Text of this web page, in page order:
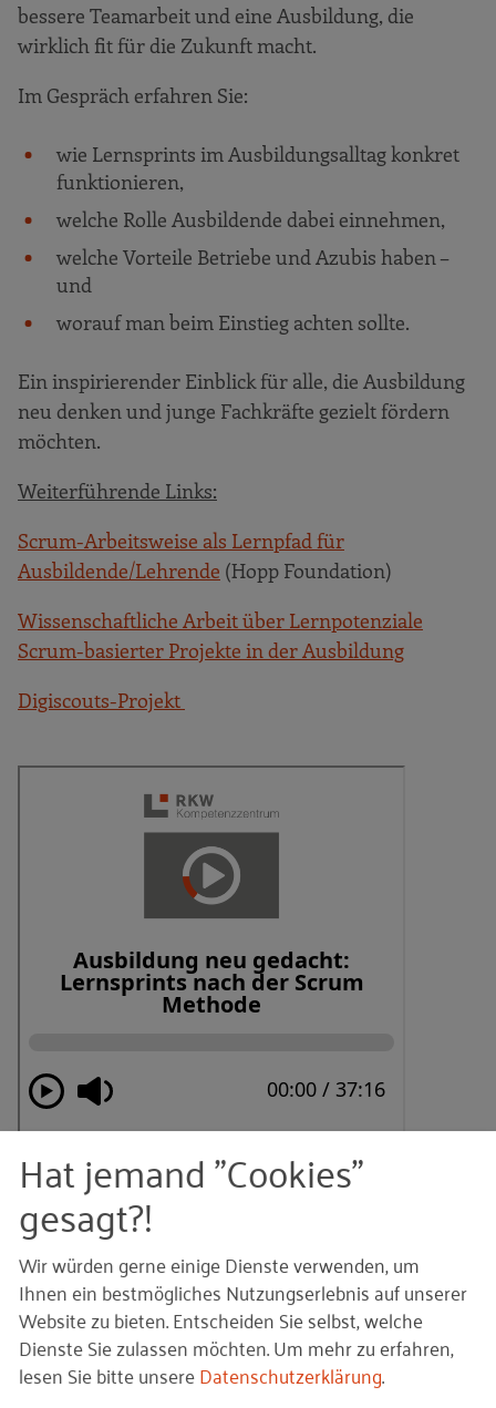
bessere Teamarbeit und eine Ausbildung, die
wirklich fit für die Zukunft macht.
Im Gespräch erfahren Sie:
wie Lernsprints im Ausbildungsalltag konkret
funktionieren,
welche Rolle Ausbildende dabei einnehmen,
welche Vorteile Betriebe und Azubis haben –
und
worauf man beim Einstieg achten sollte.
Ein inspirierender Einblick für alle, die Ausbildung
neu denken und junge Fachkräfte gezielt fördern
möchten.
Weiterführende Links:
Scrum-Arbeitsweise als Lernpfad für
Ausbildende/Lehrende (Hopp Foundation)
Wissenschaftliche Arbeit über Lernpotenziale
Scrum-basierter Projekte in der Ausbildung
Digiscouts-Projekt
Sie finden unseren Podcast auch aufApple Podcasts
podcast.de
Bildquellen und Copyright-Hinweise
© Patrick Daxenbichler / iStock.com– Mikro (2023_mikro.jpg)
Ihnen gefällt dieser Beitrag? Teilen Sie ihn mit anderen:
Hat jemand "Cookies"
gesagt?!
Wir würden gerne einige Dienste verwenden, um
Ihnen ein bestmögliches Nutzungserlebnis auf unserer
Website zu bieten. Entscheiden Sie selbst, welche
Dienste Sie zulassen möchten.Um mehr zu erfahren,
lesen Sie bitte unsereDatenschutzerklärung.